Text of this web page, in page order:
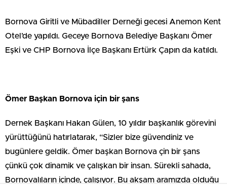
Bornova Giritli ve Mübadiller Derneği gecesi Anemon Kent
Otel’de yapıldı. Geceye Bornova Belediye Başkanı Ömer
Eşki ve CHP Bornova İlçe Başkanı Ertürk Çapın da katıldı.
Ömer Başkan Bornova için bir şans
Dernek Başkanı Hakan Gülen, 10 yıldır başkanlık görevini
yürüttüğünü hatırlatarak, “Sizler bize güvendiniz ve
bugünlere geldik. Ömer başkan Bornova çin bir şans
çünkü çok dinamik ve çalışkan bir insan. Sürekli sahada,
Bornovalıların içinde, çalışıyor. Bu akşam aramızda olduğu